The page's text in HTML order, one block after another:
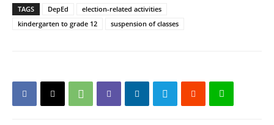
TAGS DepEd
election-related activities
kindergarten to grade 12
suspension of classes